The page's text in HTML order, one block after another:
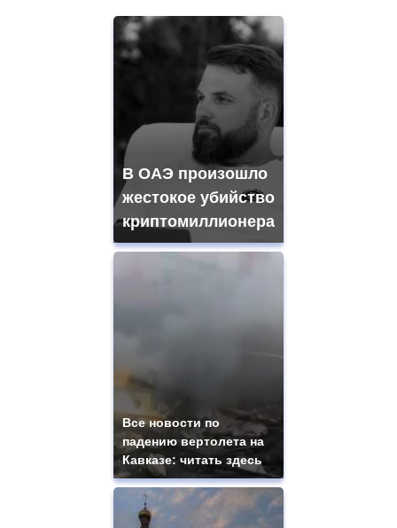
В ОАЭ произошло
жестокое убийство
криптомиллионера
Все новости по
падению вертолета на
Кавказе: читать здесь